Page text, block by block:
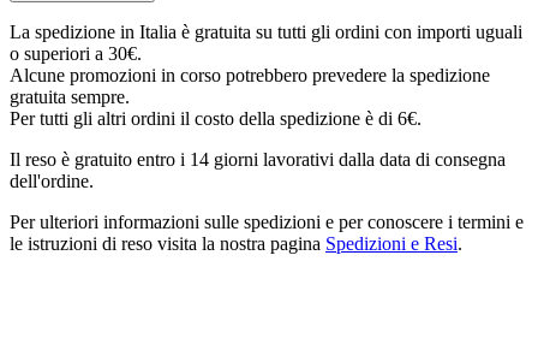
La spedizione in Italia è gratuita su tutti gli ordini con importi uguali
o superiori a 30€.
Alcune promozioni in corso potrebbero prevedere la spedizione
gratuita sempre.
Per tutti gli altri ordini il costo della spedizione è di 6€.
Il reso è gratuito entro i 14 giorni lavorativi dalla data di consegna
dell'ordine.
Per ulteriori informazioni sulle spedizioni e per conoscere i termini e
le istruzioni di reso visita la nostra pagina Spedizioni e Resi.